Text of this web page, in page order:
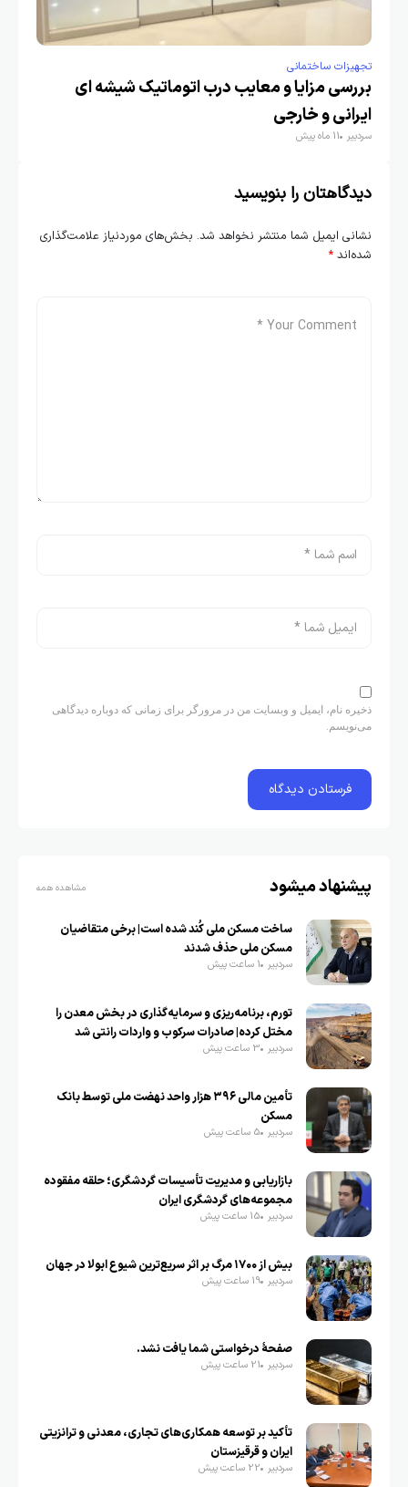
تجهیزات ساختمانی
بررسی مزایا و معایب درب اتوماتیک شیشه ای
ایرانی و خارجی
سردبیر 11 ماه پیش
دیدگاهتان را بنویسید
نشانی ایمیل شما منتشر نخواهد شد. بخش‌های موردنیاز علامت‌گذاری
شده‌اند *
ذخیره نام، ایمیل و وبسایت من در مرورگر برای زمانی که دوباره دیدگاهی
می‌نویسم.
پیشنهاد میشود مشاهده همه
ساخت مسکن ملی کُند شده است| برخی متقاضیان
مسکن ملی حذف شدند
سردبیر 1 ساعت پیش
تورم، برنامه‌ریزی و سرمایه‌گذاری در بخش معدن را
مختل کرده| صادرات سرکوب و واردات رانتی شد
سردبیر 3 ساعت پیش
تأمین مالی ۳۹۶ هزار واحد نهضت ملی توسط بانک
مسکن
سردبیر 5 ساعت پیش
بازاریابی و مدیریت تأسیسات گردشگری؛ حلقه مفقوده
مجموعه‌های گردشگری ایران
سردبیر 15 ساعت پیش
بیش از ۱۷۰۰ مرگ بر اثر سریع‌ترین شیوع ابولا در جهان
سردبیر 19 ساعت پیش
صفحهٔ درخواستی شما یافت نشد.
سردبیر 21 ساعت پیش
تأکید بر توسعه همکاری‌های تجاری، معدنی و ترانزیتی
ایران و قرقیزستان
سردبیر 22 ساعت پیش